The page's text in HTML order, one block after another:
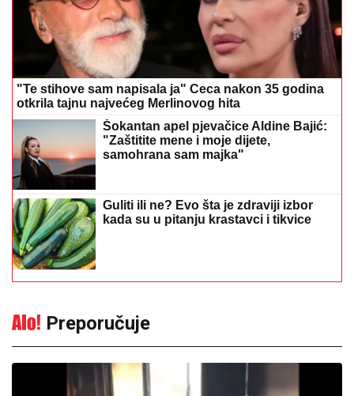
"Te stihove sam napisala ja" Ceca nakon 35 godina
otkrila tajnu najvećeg Merlinovog hita
Šokantan apel pjevačice Aldine Bajić:
"Zaštitite mene i moje dijete,
samohrana sam majka"
Guliti ili ne? Evo šta je zdraviji izbor
kada su u pitanju krastavci i tikvice
Preporučuje